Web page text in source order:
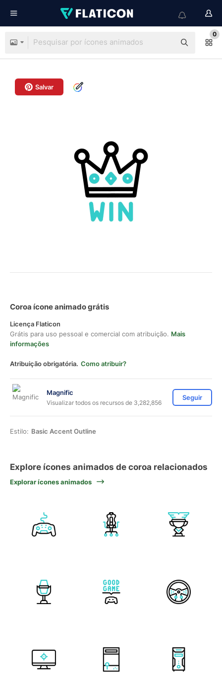
0
Salvar
Coroa ícone animado grátis
Licença Flaticon
Grátis para uso pessoal e comercial com atribuição. Mais
informações
Atribuição obrigatória. Como atribuir?
Magnific
Visualizar todos os recursos de 3,282,856
Seguir
Estilo: Basic Accent Outline
Explore ícones animados de coroa relacionados
Explorar ícones animados